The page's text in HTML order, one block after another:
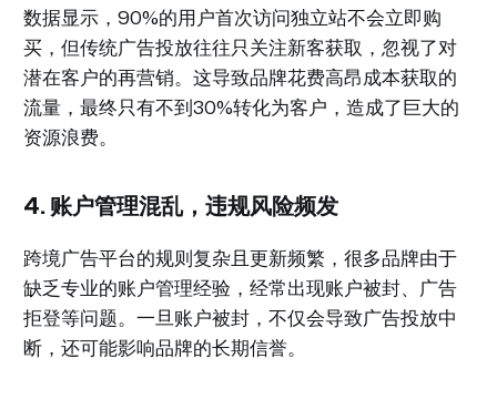
数据显示，90%的用户首次访问独立站不会立即购
买，但传统广告投放往往只关注新客获取，忽视了对
潜在客户的再营销。这导致品牌花费高昂成本获取的
流量，最终只有不到30%转化为客户，造成了巨大的
资源浪费。
4. 账户管理混乱，违规风险频发
跨境广告平台的规则复杂且更新频繁，很多品牌由于
缺乏专业的账户管理经验，经常出现账户被封、广告
拒登等问题。一旦账户被封，不仅会导致广告投放中
断，还可能影响品牌的长期信誉。